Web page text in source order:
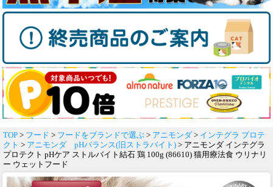
TOP > フード > フードをブランドで選ぶ > アニモンダ > インテグラ プロテ
クト > アニモンダ pHバランス(旧ストラバイト) > アニモンダ インテグラ
プロテクト pHケア ストルバイト結石 鶏 100g (86610) 猫用療法食 ウリナリ
ー ウェットフード